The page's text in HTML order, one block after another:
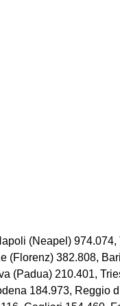
(Neapel) 974.074,
(Florenz) 382.808,
(Padua) 210.401,
184.973, Reggio